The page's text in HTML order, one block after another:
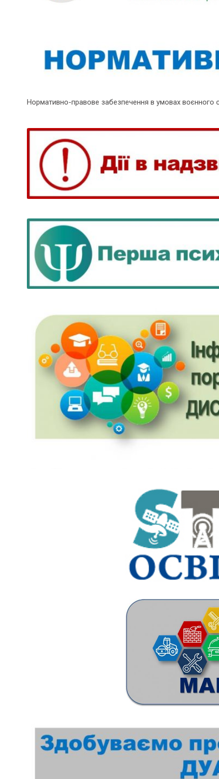
Нормативно-правове забезпечення в умовах воєнного